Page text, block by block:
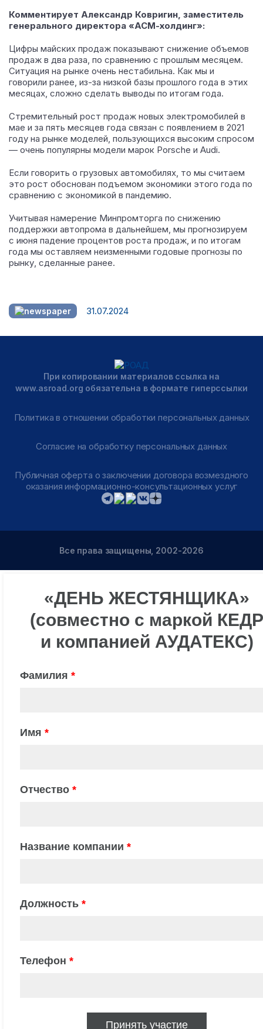
Комментирует Александр Ковригин, заместитель
генерального директора «АСМ-холдинг»:
Цифры майских продаж показывают снижение объемов
продаж в два раза, по сравнению с прошлым месяцем.
Ситуация на рынке очень нестабильна. Как мы и
говорили ранее, из-за низкой базы прошлого года в этих
месяцах, сложно сделать выводы по итогам года.
Стремительный рост продаж новых электромобилей в
мае и за пять месяцев года связан с появлением в 2021
году на рынке моделей, пользующихся высоким спросом
— очень популярны модели марок Porsche и Audi.
Если говорить о грузовых автомобилях, то мы считаем
это рост обоснован подъемом экономики этого года по
сравнению с экономикой в пандемию.
Учитывая намерение Минпромторга по снижению
поддержки автопрома в дальнейшем, мы прогнозируем
с июня падение процентов роста продаж, и по итогам
года мы оставляем неизменными годовые прогнозы по
рынку, сделанные ранее.
31.07.2024
При копировании материалов ссылка на
www.asroad.org обязательна в формате гиперссылки
Политика в отношении обработки персональных данных
Согласие на обработку персональных данных
Публичная оферта о заключении договора возмездного
оказания информационно-консультационных услуг
Все права защищены, 2002-2026